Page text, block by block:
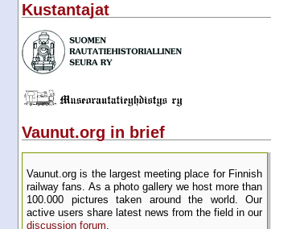
Kustantajat
Vaunut.org in brief
Vaunut.org is the largest meeting place for Finnish
railway fans. As a photo gallery we host more than
100.000 pictures taken around the world. Our
active users share latest news from the field in our
discussion forum